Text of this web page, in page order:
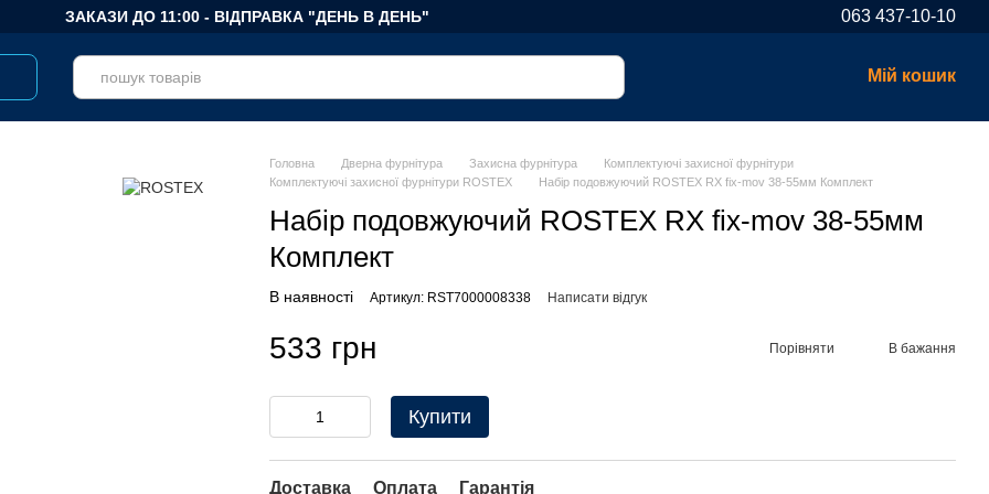
ЗАКАЗИ ДО 11:00 - ВІДПРАВКА "ДЕНЬ В ДЕНЬ" 063 437-10-10
Мій кошик
Головна Дверна фурнітура Захисна фурнітура
Комплектуючі захисної фурнітури
Комплектуючі захисної фурнітури ROSTEX
Набір подовжуючий ROSTEX RX fix-mov 38-55мм Комплект
Набір подовжуючий ROSTEX RX fix-mov 38-55мм
Комплект
В наявності Артикул: RST7000008338 Написати відгук
533 грн Порівняти В бажання
Купити
Доставка Оплата Гарантія